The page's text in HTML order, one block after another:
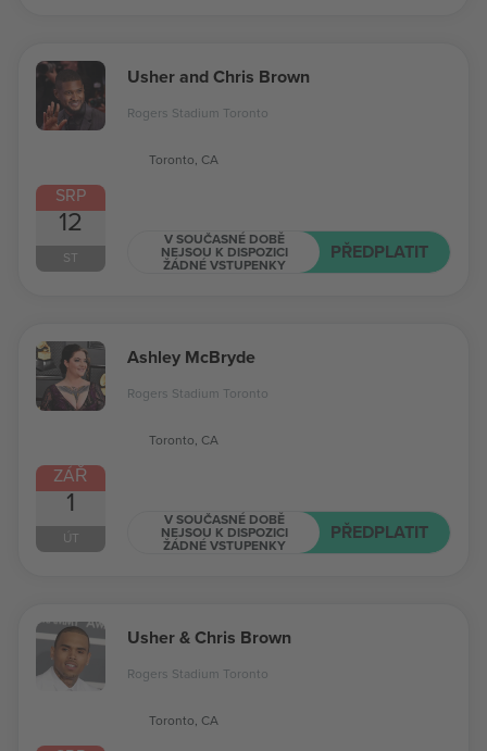
SRP
12
ST
Usher and Chris Brown
Rogers Stadium Toronto
Toronto, CA
V SOUČASNÉ DOBĚ
NEJSOU K DISPOZICI
ŽÁDNÉ VSTUPENKY
PŘEDPLATIT
ZÁŘ
1
ÚT
Ashley McBryde
Rogers Stadium Toronto
Toronto, CA
V SOUČASNÉ DOBĚ
NEJSOU K DISPOZICI
ŽÁDNÉ VSTUPENKY
PŘEDPLATIT
Usher & Chris Brown
Rogers Stadium Toronto
Toronto, CA